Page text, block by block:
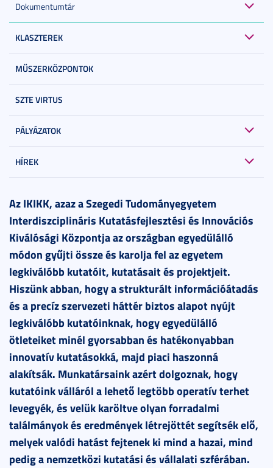
Dokumentumtár
KLASZTEREK
MŰSZERKÖZPONTOK
SZTE VIRTUS
PÁLYÁZATOK
HÍREK
Az IKIKK, azaz a Szegedi Tudományegyetem
Interdiszciplináris Kutatásfejlesztési és Innovációs
Kiválósági Központja az országban egyedülálló
módon gyűjti össze és karolja fel az egyetem
legkiválóbb kutatóit, kutatásait és projektjeit.
Hiszünk abban, hogy a strukturált információátadás
és a precíz szervezeti háttér biztos alapot nyújt
legkiválóbb kutatóinknak, hogy egyedülálló
ötleteiket minél gyorsabban és hatékonyabban
innovatív kutatásokká, majd piaci haszonná
alakítsák. Munkatársaink azért dolgoznak, hogy
kutatóink válláról a lehető legtöbb operatív terhet
levegyék, és velük karöltve olyan forradalmi
találmányok és eredmények létrejöttét segítsék elő,
melyek valódi hatást fejtenek ki mind a hazai, mind
pedig a nemzetközi kutatási és vállalati szférában.